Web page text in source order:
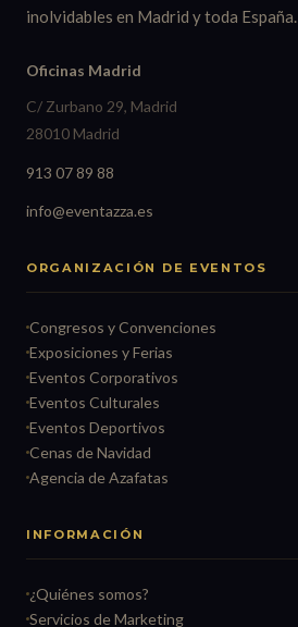
inolvidables en Madrid y toda España.
Oficinas Madrid
C/ Zurbano 29, Madrid
28010 Madrid
913 07 89 88
info@eventazza.es
ORGANIZACIÓN DE EVENTOS
Congresos y Convenciones
Exposiciones y Ferias
Eventos Corporativos
Eventos Culturales
Eventos Deportivos
Cenas de Navidad
Agencia de Azafatas
INFORMACIÓN
¿Quiénes somos?
Servicios de Marketing